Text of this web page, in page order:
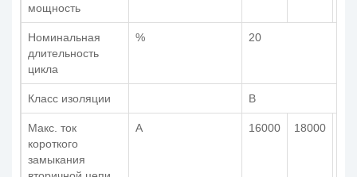
мощность
Номинальная
длительность
цикла
% 20
Класс изоляции B
Макс. ток
короткого
замыкания
A 16000 18000